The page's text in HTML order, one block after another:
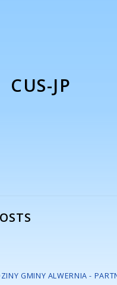
CUS-JP
GMINY ALWERNIA -